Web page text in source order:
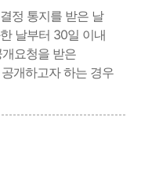
정 통지를 받은 날
날부터 30일 이내
요청을 받은
개하고자 하는 경우